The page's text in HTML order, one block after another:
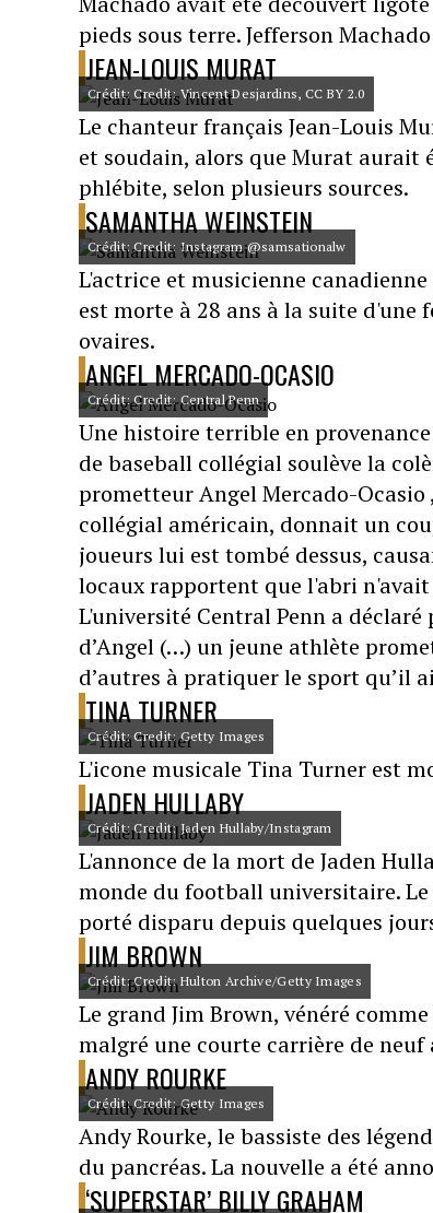
pieds sous terre. Jefferson
JEAN-LOUIS MURAT
Crédit: Credit: Vincent Desjardins, CC BY 2.0
Le chanteur français Jean-Louis
et soudain, alors que Murat aurait
phlébite, selon plusieurs sources.
SAMANTHA WEINSTEIN
Crédit: Credit: Instagram @samsationalw
L'actrice et musicienne
est morte à 28 ans à la suite d'une
ovaires.
ANGEL MERCADO-OCASIO
Crédit: Credit: Central Penn
Une histoire terrible en
de baseball collégial soulève la
prometteur Angel Mercado-
collégial américain, donnait un
joueurs lui est tombé dessus,
locaux rapportent que l'abri
L'université Central Penn a
d’Angel (…) un jeune athlète
d’autres à pratiquer le sport qu’il
TINA TURNER
Crédit: Credit: Getty Images
L'icone musicale Tina Turner est
JADEN HULLABY
Crédit: Credit: Jaden Hullaby/Instagram
L'annonce de la mort de Jaden
monde du football universitaire.
porté disparu depuis quelques
JIM BROWN
Crédit: Credit: Hulton Archive/Getty Images
Le grand Jim Brown, vénéré
malgré une courte carrière de neuf
ANDY ROURKE
Crédit: Credit: Getty Images
Andy Rourke, le bassiste des
du pancréas. La nouvelle a été
‘SUPERSTAR’ BILLY GRAHAM